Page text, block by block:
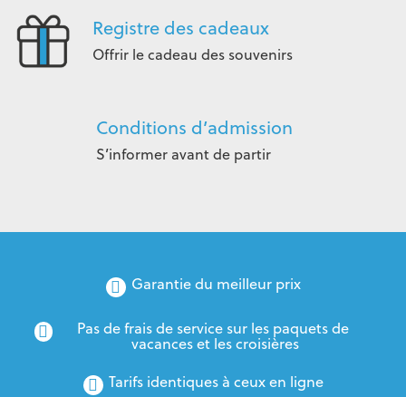
Registre des cadeaux
Offrir le cadeau des souvenirs
Conditions d’admission
S’informer avant de partir
Garantie du meilleur prix
Pas de frais de service sur les paquets de
vacances et les croisières
Tarifs identiques à ceux en ligne